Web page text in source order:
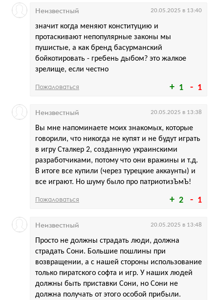
1 1
значит когда меняют конституцию и
протаскивают непопулярные законы мы
пушистые, а как бренд басурманский
бойкотировать - гребень дыбом? это жалкое
зрелище, если честно
Неизвестный 20.05.2025 в 13:40
Пожаловаться
2 1
Вы мне напоминаете моих знакомых, которые
говорили, что никогда не купят и не будут играть
в игру Сталкер 2, созданную украинскими
разработчиками, потому что они вражины и т.д.
В итоге все купили (через турецкие аккаунты) и
все играют. Но шуму было про патриотизЪмЪ!
Неизвестный 20.05.2025 в 13:38
Пожаловаться
Просто не должны страдать люди, должна
страдать Сони. Большие пошлины при
возвращении, а с нашей стороны использование
только пиратского софта и игр. У наших людей
должны быть приставки Сони, но Сони не
должна получать от этого особой прибыли.
Неизвестный 20.05.2025 в 13:48